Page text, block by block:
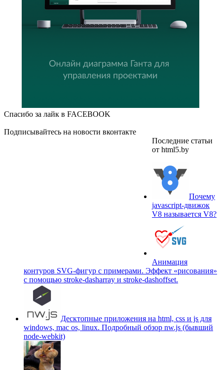
Спасибо за лайк в FACEBOOK
Подписывайтесь на новости вконтакте
Последние статьи
от html5.by
Почему
javascript-движок
V8 называется V8?
Анимация
контуров SVG-фигур с примерами. Эффект «рисования»
c помощью stroke-dasharray и stroke-dashoffset.
Десктопные приложения на html, css и js для
windows, mac os, linux. Подробный обзор nw.js (бывший
node-webkit)